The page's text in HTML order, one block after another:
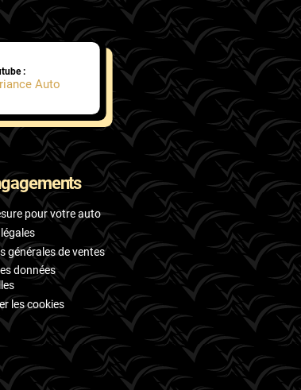
:
Auto
pour votre auto
générales de ventes
données
les cookies